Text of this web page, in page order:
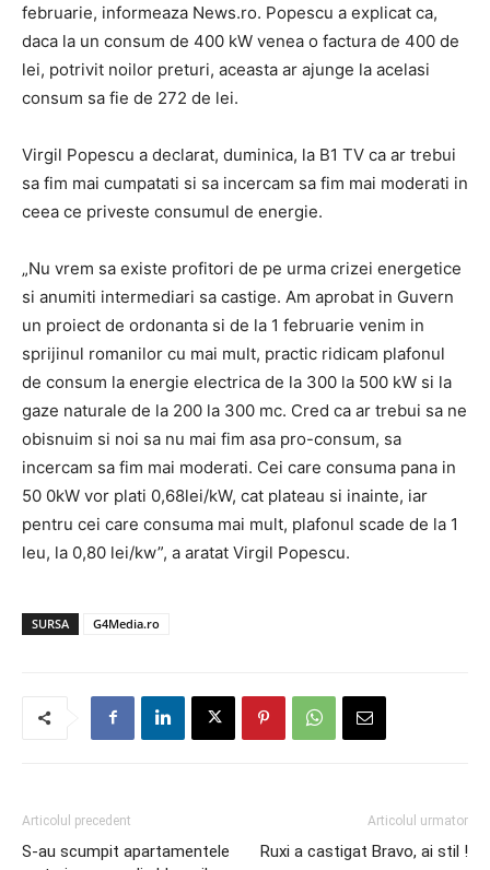
februarie, informeaza News.ro. Popescu a explicat ca,
daca la un consum de 400 kW venea o factura de 400 de
lei, potrivit noilor preturi, aceasta ar ajunge la acelasi
consum sa fie de 272 de lei.
Virgil Popescu a declarat, duminica, la B1 TV ca ar trebui
sa fim mai cumpatati si sa incercam sa fim mai moderati in
ceea ce priveste consumul de energie.
„Nu vrem sa existe profitori de pe urma crizei energetice
si anumiti intermediari sa castige. Am aprobat in Guvern
un proiect de ordonanta si de la 1 februarie venim in
sprijinul romanilor cu mai mult, practic ridicam plafonul
de consum la energie electrica de la 300 la 500 kW si la
gaze naturale de la 200 la 300 mc. Cred ca ar trebui sa ne
obisnuim si noi sa nu mai fim asa pro-consum, sa
incercam sa fim mai moderati. Cei care consuma pana in
50 0kW vor plati 0,68lei/kW, cat plateau si inainte, iar
pentru cei care consuma mai mult, plafonul scade de la 1
leu, la 0,80 lei/kw”, a aratat Virgil Popescu.
SURSA G4Media.ro
Articolul precedent
S-au scumpit apartamentele
Articolul urmator
Ruxi a castigat Bravo, ai stil !